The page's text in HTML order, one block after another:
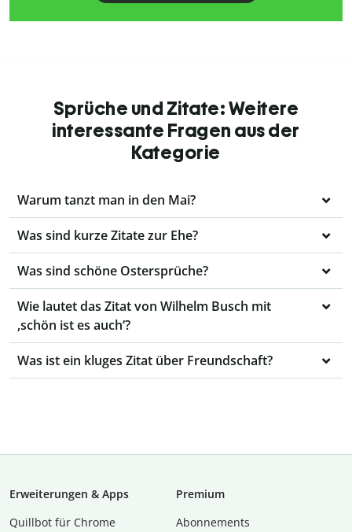
Sprüche und Zitate: Weitere
interessante Fragen aus der
Kategorie
Warum tanzt man in den Mai?
Was sind kurze Zitate zur Ehe?
Was sind schöne Ostersprüche?
Wie lautet das Zitat von Wilhelm Busch mit
‚schön ist es auch‘?
Was ist ein kluges Zitat über Freundschaft?
Erweiterungen & Apps
Quillbot für Chrome
Premium
Abon­ne­ments